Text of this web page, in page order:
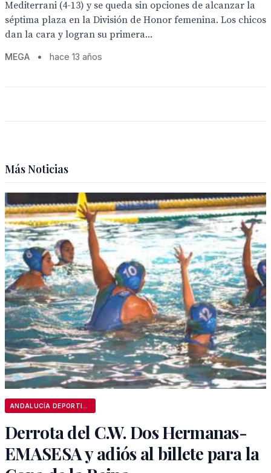
Mediterrani (4-13) y se queda sin opciones de alcanzar la
séptima plaza en la División de Honor femenina. Los chicos
dan la cara y logran su primera...
MEGA • hace 13 años
Más Noticias
Derrota del C.W. Dos Hermanas-
EMASESA y adiós al billete para la